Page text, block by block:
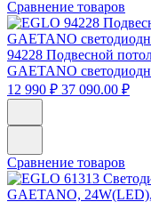
Сравнение товаров
94228 Подвесной
GAETANO
12 990 ₽ 37 090.00 ₽
Сравнение товаров